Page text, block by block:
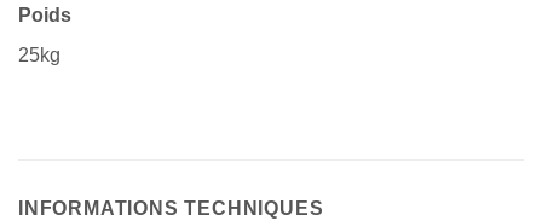
Poids
25kg
INFORMATIONS TECHNIQUES